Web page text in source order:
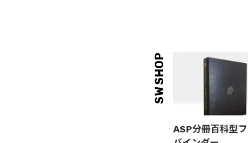
SW SHOP
ASP分冊百科型